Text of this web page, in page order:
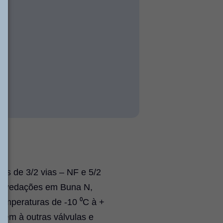
de 3/2 vias – NF e 5/2
vedações em Buna N,
de -10 ⁰C à +
à outras válvulas e